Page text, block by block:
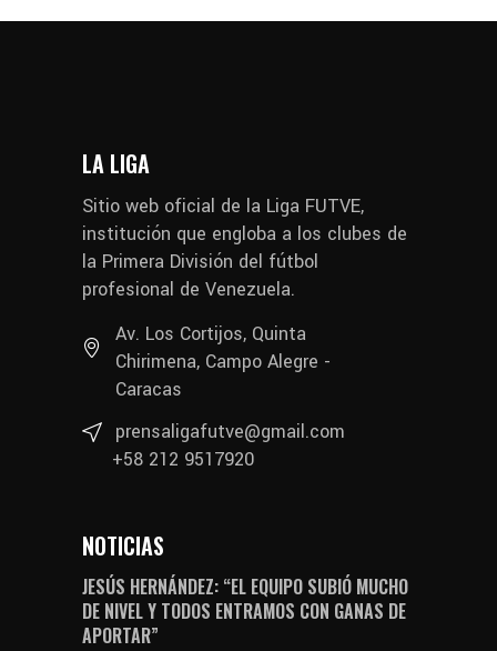
LA LIGA
Sitio web oficial de la Liga FUTVE,
institución que engloba a los clubes de
la Primera División del fútbol
profesional de Venezuela.
Av. Los Cortijos, Quinta
Chirimena, Campo Alegre -
Caracas
prensaligafutve@gmail.com
+58 212 9517920
NOTICIAS
JESÚS HERNÁNDEZ: “EL EQUIPO SUBIÓ MUCHO
DE NIVEL Y TODOS ENTRAMOS CON GANAS DE
APORTAR”